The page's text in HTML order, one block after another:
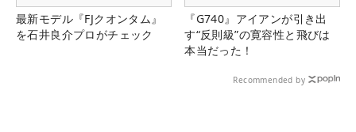
最新モデル『FJクオンタム』
を石井良介プロがチェック
『G740』アイアンが引き出
す“反則級”の寛容性と飛びは
本当だった！
Recommended by